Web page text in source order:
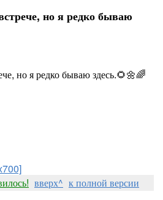
но я редко бываю
но я редко бываю здесь.🌻🌼🌈
вверх^ к полной версии